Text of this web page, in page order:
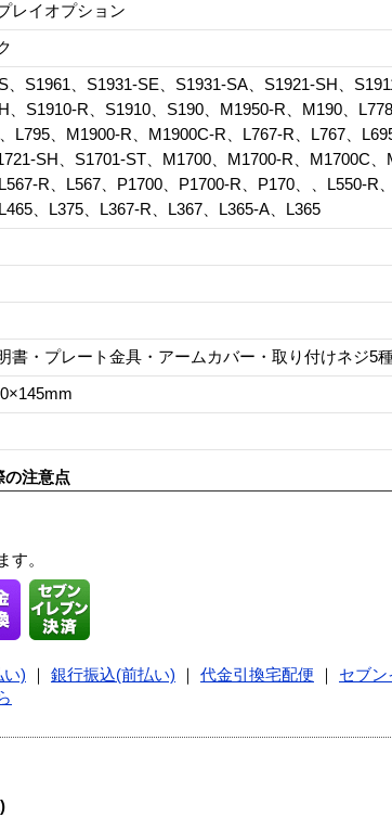
レイオプション
、S1961、S1931-SE、S1931-SA、S1921-SH、
、S1910-R、S1910、S190、M1950-R、M190、
L795、M1900-R、M1900C-R、L767-R、L767、
SH、S1701-ST、M1700、M1700-R、M1700C、
R、L567、P1700、P1700-R、P170、、L550-R
、L375、L367-R、L367、L365-A、L365
書・プレート金具・アームカバー・取り付けネジ5
の注意点
す。
い) 銀行振込(前払い) 代金引換宅配便
セブン